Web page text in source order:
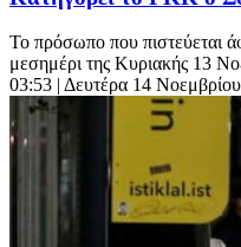
Το πρόσωπο που πιστεύεται
μεσημέρι της Κυριακής 13
03:53 | Δευτέρα 14